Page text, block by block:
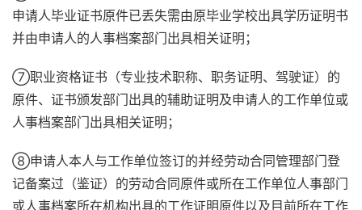
申请人毕业证书原件已丢失需由原毕业学校出具学历证明书
并由申请人的人事档案部门出具相关证明；
⑦职业资格证书（专业技术职称、职务证明、驾驶证）的
原件、证书颁发部门出具的辅助证明及申请人的工作单位或
人事档案部门出具相关证明；
⑧申请人本人与工作单位签订的并经劳动合同管理部门登
记备案过（鉴证）的劳动合同原件或所在工作单位人事部门
或人事档案所在机构出具的工作证明原件以及目前所在工作